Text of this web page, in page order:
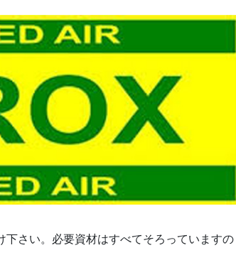
さい。必要資材はすべてそろっていますの